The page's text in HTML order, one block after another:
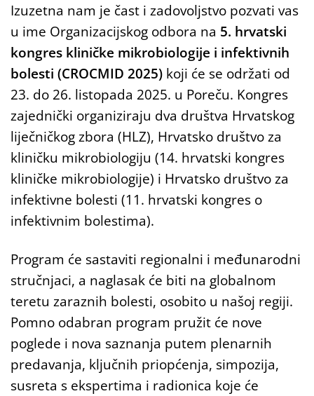
Izuzetna nam je čast i zadovoljstvo pozvati vas
u ime Organizacijskog odbora na 5. hrvatski
kongres kliničke mikrobiologije i infektivnih
bolesti (CROCMID 2025) koji će se održati od
23. do 26. listopada 2025. u Poreču. Kongres
zajednički organiziraju dva društva Hrvatskog
liječničkog zbora (HLZ), Hrvatsko društvo za
kliničku mikrobiologiju (14. hrvatski kongres
kliničke mikrobiologije) i Hrvatsko društvo za
infektivne bolesti (11. hrvatski kongres o
infektivnim bolestima).
Program će sastaviti regionalni i međunarodni
stručnjaci, a naglasak će biti na globalnom
teretu zaraznih bolesti, osobito u našoj regiji.
Pomno odabran program pružit će nove
poglede i nova saznanja putem plenarnih
predavanja, ključnih priopćenja, simpozija,
susreta s ekspertima i radionica koje će